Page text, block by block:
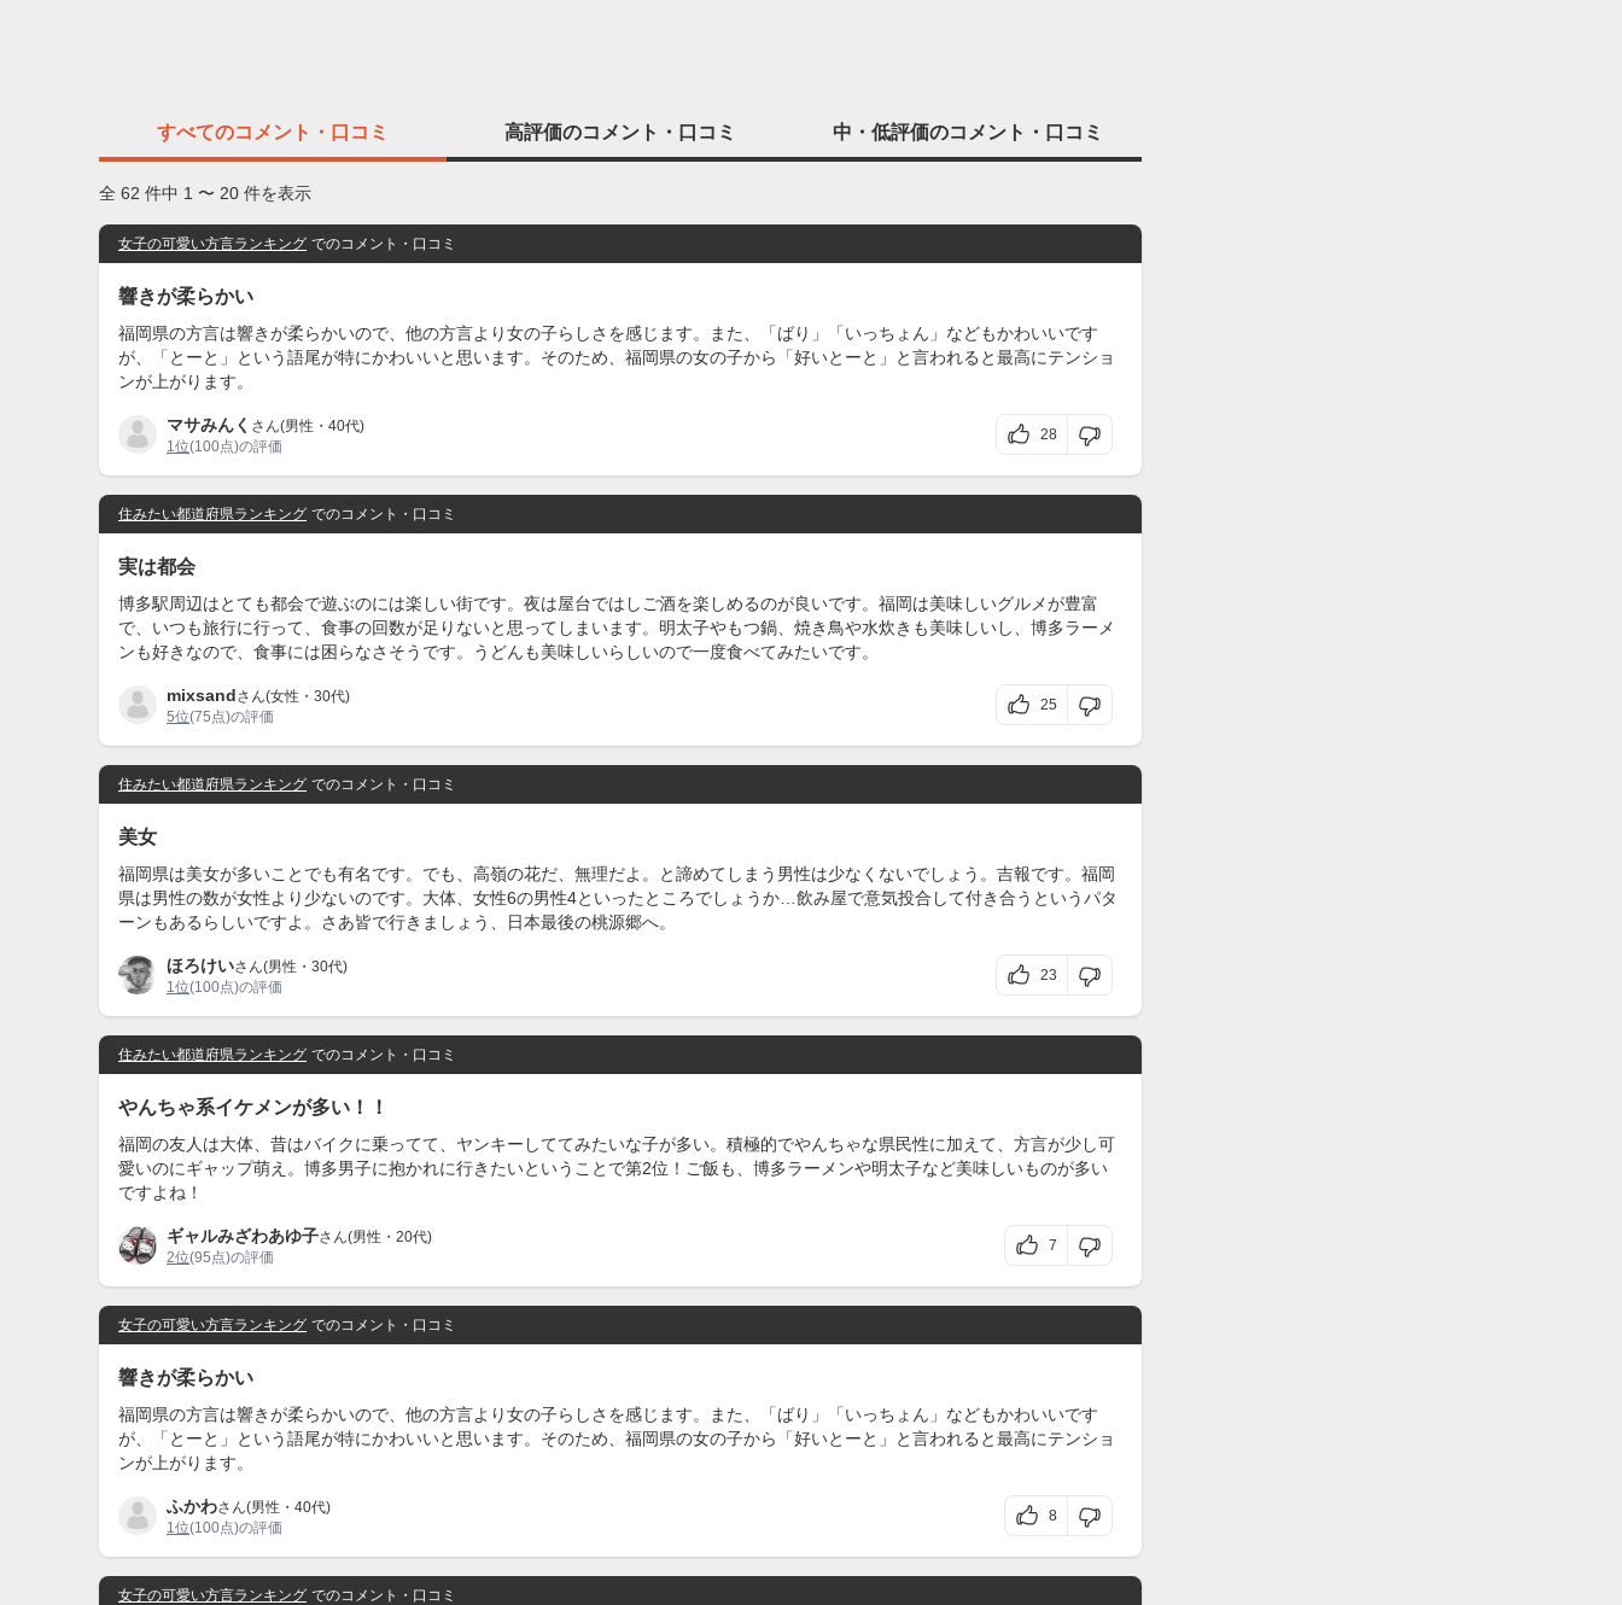
すべてのコメント・口コミ 高評価のコメント・口コミ 中・低評価のコメント・口コミ
全 62 件中 1 〜 20 件を表示
女子の可愛い方言ランキング でのコメント・口コミ
響きが柔らかい
福岡県の方言は響きが柔らかいので、他の方言より女の子らしさを感じます。また、「ばり」「いっちょん」などもかわいいです
が、「とーと」という語尾が特にかわいいと思います。そのため、福岡県の女の子から「好いとーと」と言われると最高にテンショ
ンが上がります。
マサみんく さん(男性・40代)
1位(100点)の評価
28
住みたい都道府県ランキング でのコメント・口コミ
実は都会
博多駅周辺はとても都会で遊ぶのには楽しい街です。夜は屋台ではしご酒を楽しめるのが良いです。福岡は美味しいグルメが豊富
で、いつも旅行に行って、食事の回数が足りないと思ってしまいます。明太子やもつ鍋、焼き鳥や水炊きも美味しいし、博多ラーメ
ンも好きなので、食事には困らなさそうです。うどんも美味しいらしいので一度食べてみたいです。
mixsandさん(女性・30代)
5位(75点)の評価
25
住みたい都道府県ランキング でのコメント・口コミ
美女
福岡県は美女が多いことでも有名です。でも、高嶺の花だ、無理だよ。と諦めてしまう男性は少なくないでしょう。吉報です。福岡
県は男性の数が女性より少ないのです。大体、女性6の男性4といったところでしょうか…飲み屋で意気投合して付き合うというパタ
ーンもあるらしいですよ。さあ皆で行きましょう、日本最後の桃源郷へ。
ほろけいさん(男性・30代)
1位(100点)の評価
23
住みたい都道府県ランキング でのコメント・口コミ
やんちゃ系イケメンが多い！！
福岡の友人は大体、昔はバイクに乗ってて、ヤンキーしててみたいな子が多い。積極的でやんちゃな県民性に加えて、方言が少し可
愛いのにギャップ萌え。博多男子に抱かれに行きたいということで第2位！ご飯も、博多ラーメンや明太子など美味しいものが多い
ですよね！
ギャルみざわあゆ子さん(男性・20代)
2位(95点)の評価
7
女子の可愛い方言ランキング でのコメント・口コミ
響きが柔らかい
福岡県の方言は響きが柔らかいので、他の方言より女の子らしさを感じます。また、「ばり」「いっちょん」などもかわいいです
が、「とーと」という語尾が特にかわいいと思います。そのため、福岡県の女の子から「好いとーと」と言われると最高にテンショ
ンが上がります。
ふかわさん(男性・40代)
1位(100点)の評価
8
女子の可愛い方言ランキング でのコメント・口コミ